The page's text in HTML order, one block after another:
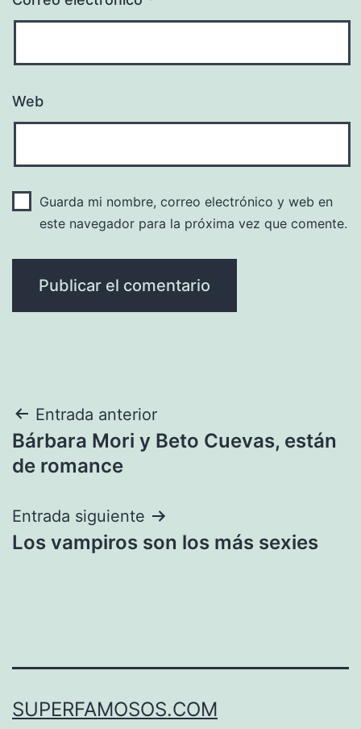
Web
Guarda mi nombre, correo electrónico y web en
este navegador para la próxima vez que comente.
Navegación
de
Entrada anterior
Bárbara Mori y Beto Cuevas, están
de romance
Entrada siguiente
Los vampiros son los más sexies
SUPERFAMOSOS.COM